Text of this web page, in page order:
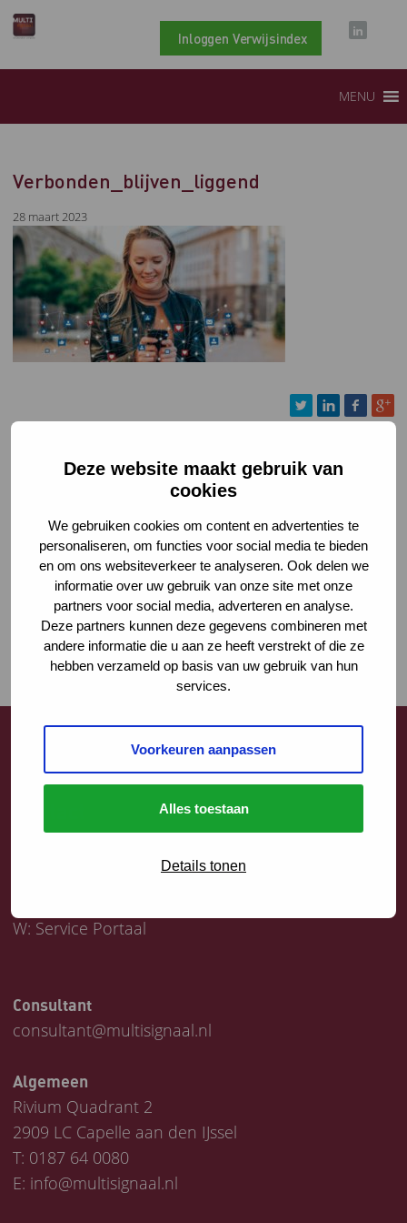
Deze website maakt gebruik van
cookies
We gebruiken cookies om content en advertenties te
personaliseren, om functies voor social media te bieden
en om ons websiteverkeer te analyseren. Ook delen we
informatie over uw gebruik van onze site met onze
partners voor social media, adverteren en analyse.
Deze partners kunnen deze gegevens combineren met
andere informatie die u aan ze heeft verstrekt of die ze
hebben verzameld op basis van uw gebruik van hun
services.
Voorkeuren aanpassen
Alles toestaan
Details tonen
Inloggen Verwijsindex
MENU
Verbonden_blijven_liggend
28 maart 2023
W: Service Portaal
Consultant
consultant@multisignaal.nl
Algemeen
Rivium Quadrant 2
2909 LC Capelle aan den IJssel
T: 0187 64 0080
E: info@multisignaal.nl